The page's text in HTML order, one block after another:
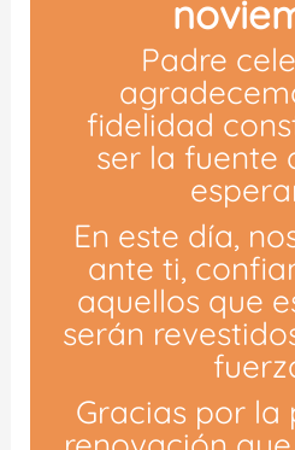
Padre
fidelidad
ser la fuente
En este día,
ante ti,
aquellos que
serán
Gracias por la